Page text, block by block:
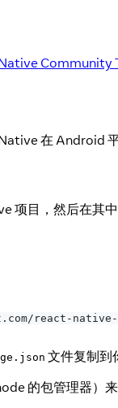
Community
在 Android
项目，然后在其
react-native-
文件复制到
的包管理器）